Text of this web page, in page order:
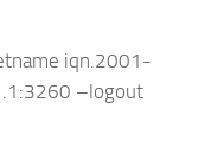
iqn.2001-
–logout